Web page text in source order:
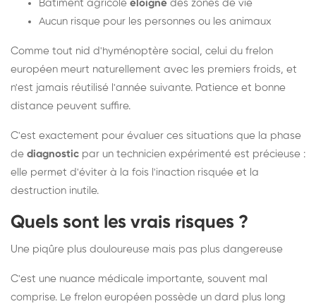
Bâtiment agricole éloigné des zones de vie
Aucun risque pour les personnes ou les animaux
Comme tout nid d'hyménoptère social, celui du frelon
européen meurt naturellement avec les premiers froids, et
n'est jamais réutilisé l'année suivante. Patience et bonne
distance peuvent suffire.
C'est exactement pour évaluer ces situations que la phase
de diagnostic par un technicien expérimenté est précieuse :
elle permet d'éviter à la fois l'inaction risquée et la
destruction inutile.
Quels sont les vrais risques ?
Une piqûre plus douloureuse mais pas plus dangereuse
C'est une nuance médicale importante, souvent mal
comprise. Le frelon européen possède un dard plus long